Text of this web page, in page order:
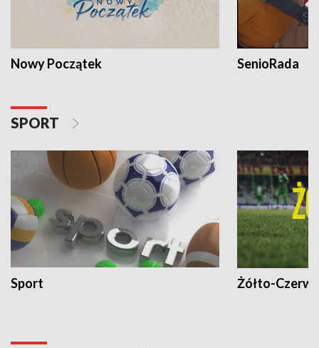
Nowy Początek SenioRada
SPORT
Sport Żółto-